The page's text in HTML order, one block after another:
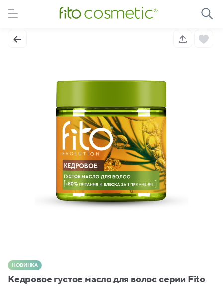
НОВИНКА
Кедровое густое масло для волос серии Fito